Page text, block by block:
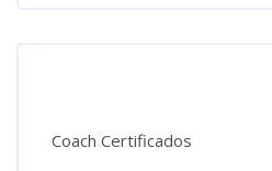
Coach Certificados